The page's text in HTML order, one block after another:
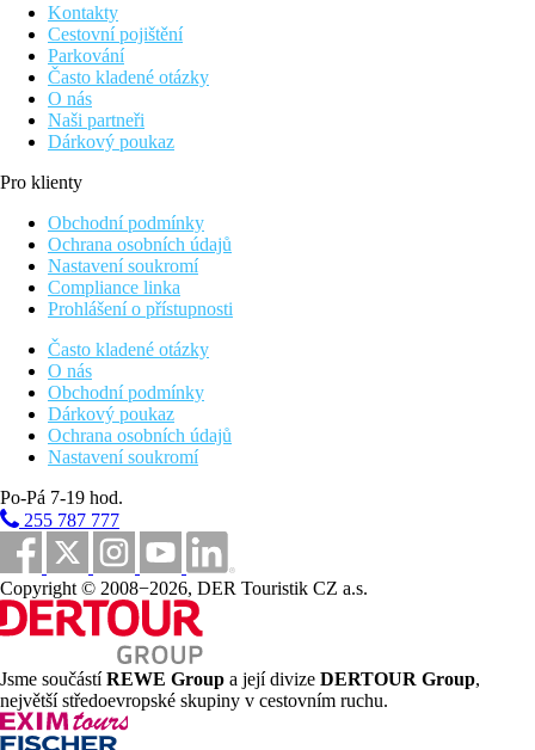
Kontakty
Cestovní pojištění
Parkování
Často kladené otázky
O nás
Naši partneři
Dárkový poukaz
Pro klienty
Obchodní podmínky
Ochrana osobních údajů
Nastavení soukromí
Compliance linka
Prohlášení o přístupnosti
Často kladené otázky
O nás
Obchodní podmínky
Dárkový poukaz
Ochrana osobních údajů
Nastavení soukromí
Po-Pá 7-19 hod.
255 787 777
Copyright © 2008−2026, DER Touristik CZ a.s.
Jsme součástíREWE Group a její divize DERTOUR Group,
největší středoevropské skupiny v cestovním ruchu.